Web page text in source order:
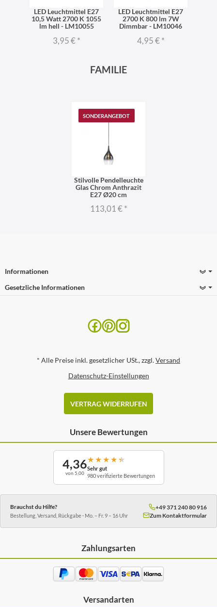
LED Leuchtmittel E27
10,5 Watt 2700 K 1055
lm hell - LM10055
3,95 €*
LED Leuchtmittel E27
2700 K 800 lm 7W
Dimmbar - LM10046
4,95 €*
FAMILIE
SONDERANGEBOT
Stilvolle Pendelleuchte
Glas Chrom Anthrazit
E27 Ø20 cm
113,01 €*
Informationen
Gesetzliche Informationen
* Alle Preise inkl. gesetzlicher USt., zzgl.Versand
Datenschutz-Einstellungen
VERTRAG WIDERRUFEN
Unsere Bewertungen
4,36
von 5,00
★ ★ ★ ★ ★
Sehr gut
980 verifizierte Bewertungen
Brauchst du Hilfe?
Bestellung, Versand, Rückgabe · Mo. – Fr. 9 – 16 Uhr
+49 371 240 80 916
Zum Kontaktformular
Zahlungsarten
Versandarten